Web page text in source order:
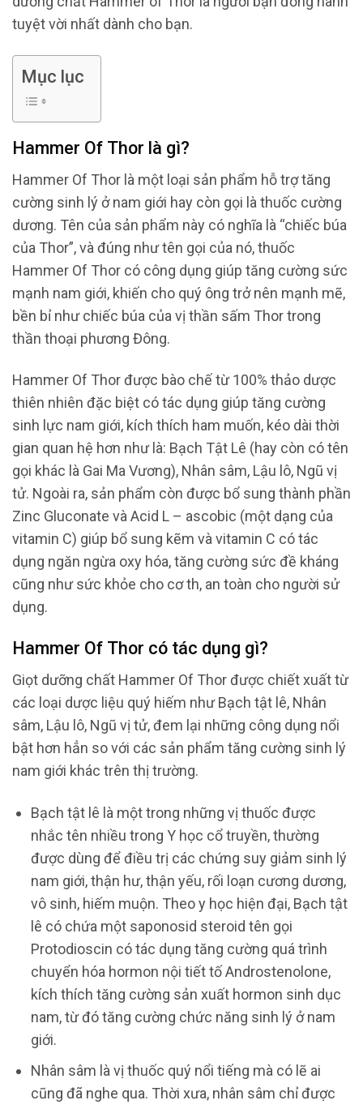
tuyệt vời nhất dành cho bạn.
Mục lục
Hammer Of Thor là gì?
Hammer Of Thor là một loại sản phẩm hỗ trợ tăng
cường sinh lý ở nam giới hay còn gọi là thuốc cường
dương. Tên của sản phẩm này có nghĩa là “chiếc búa
của Thor”, và đúng như tên gọi của nó, thuốc
Hammer Of Thor có công dụng giúp tăng cường sức
mạnh nam giới, khiến cho quý ông trở nên mạnh mẽ,
bền bỉ như chiếc búa của vị thần sấm Thor trong
thần thoại phương Đông.
Hammer Of Thor được bào chế từ 100% thảo dược
thiên nhiên đặc biệt có tác dụng giúp tăng cường
sinh lực nam giới, kích thích ham muốn, kéo dài thời
gian quan hệ hơn như là: Bạch Tật Lê (hay còn có tên
gọi khác là Gai Ma Vương), Nhân sâm, Lậu lô, Ngũ vị
tử. Ngoài ra, sản phẩm còn được bổ sung thành phần
Zinc Gluconate và Acid L – ascobic (một dạng của
vitamin C) giúp bổ sung kẽm và vitamin C có tác
dụng ngăn ngừa oxy hóa, tăng cường sức đề kháng
cũng như sức khỏe cho cơ th, an toàn cho người sử
dụng.
Hammer Of Thor có tác dụng gì?
Giọt dưỡng chất Hammer Of Thor được chiết xuất từ
các loại dược liệu quý hiếm như Bạch tật lê, Nhân
sâm, Lậu lô, Ngũ vị tử, đem lại những công dụng nổi
bật hơn hẳn so với các sản phẩm tăng cường sinh lý
nam giới khác trên thị trường.
Bạch tật lê là một trong những vị thuốc được
nhắc tên nhiều trong Y học cổ truyền, thường
được dùng để điều trị các chứng suy giảm sinh lý
nam giới, thận hư, thận yếu, rối loạn cương dương,
vô sinh, hiếm muộn. Theo y học hiện đại, Bạch tật
lê có chứa một saponosid steroid tên gọi
Protodioscin có tác dụng tăng cường quá trình
chuyển hóa hormon nội tiết tố Androstenolone,
kích thích tăng cường sản xuất hormon sinh dục
nam, từ đó tăng cường chức năng sinh lý ở nam
giới.
Nhân sâm là vị thuốc quý nổi tiếng mà có lẽ ai
cũng đã nghe qua. Thời xưa, nhân sâm chỉ được